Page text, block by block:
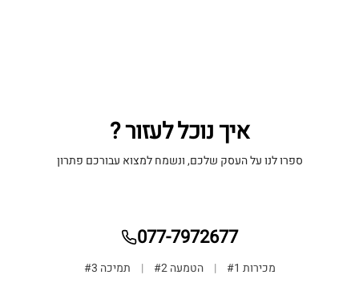
איך נוכל לעזור ?
ספרו לנו על העסק שלכם, ונשמח למצוא עבורכם פתרון
077-7972677
מכירות #1 | הטמעה #2 | תמיכה #3